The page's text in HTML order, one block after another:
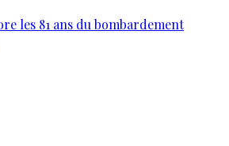
les 81 ans du bombardement